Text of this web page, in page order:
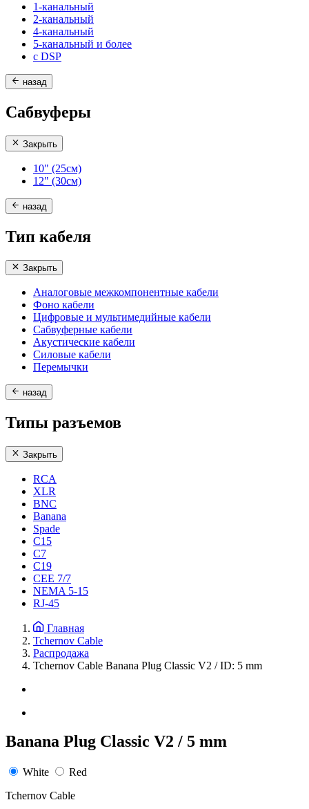
1-канальный
2-канальный
4-канальный
5-канальный и более
с DSP
назад
Сабвуферы
Закрыть
10" (25см)
12" (30см)
назад
Тип кабеля
Закрыть
Аналоговые межкомпонентные кабели
Фоно кабели
Цифровые и мультимедийные кабели
Сабвуферные кабели
Акустические кабели
Силовые кабели
Перемычки
назад
Типы разъемов
Закрыть
RCA
XLR
BNC
Banana
Spade
C15
С7
C19
CEE 7/7
NEMA 5-15
RJ-45
Главная
Tchernov Cable
Распродажа
Tchernov Cable Banana Plug Classic V2 / ID: 5 mm
Banana Plug Classic V2 / 5 mm
White
Red
Tchernov Cable